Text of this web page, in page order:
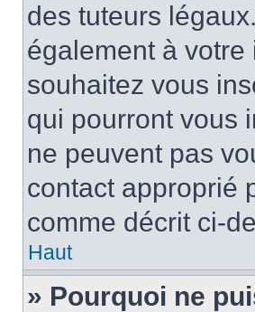
des tuteurs
également à
souhaitez vous
qui pourront vous
ne peuvent pas
contact approprié
comme décrit ci-
Haut
» Pourquoi ne